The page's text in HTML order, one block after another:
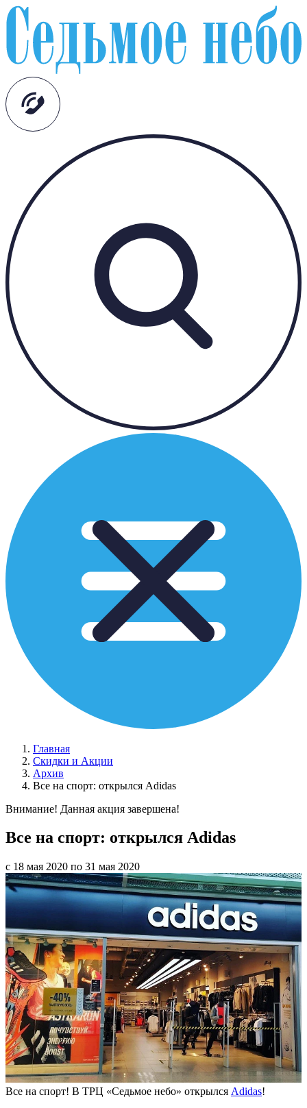
Главная
Скидки и Акции
Архив
Все на спорт: открылся Adidas
Внимание! Данная акция завершена!
Все на спорт: открылся Adidas
с 18 мая 2020 по 31 мая 2020
Все на спорт! В ТРЦ «Седьмое небо» открылся Adidas!